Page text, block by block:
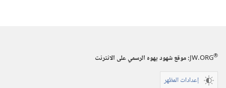
JW.ORG®
:‏ موقع شهود يهوه الرسمي على الانترنت
إعدادات المظهر